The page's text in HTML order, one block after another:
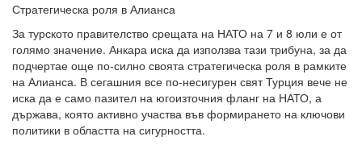
Стратегическа роля в Алианса
За турското правителство срещата на НАТО на 7 и 8 юли е от
голямо значение. Анкара иска да използва тази трибуна, за да
подчертае още по-силно своята стратегическа роля в рамките
на Алианса. В сегашния все по-несигурен свят Турция вече не
иска да е само пазител на югоизточния фланг на НАТО, а
държава, която активно участва във формирането на ключови
политики в областта на сигурността.